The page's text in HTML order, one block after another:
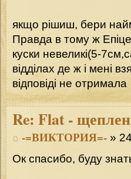
якщо рішиш, бери
Правда в тому ж
куски невеликі(5-
відділах де ж і мені
відповіді не отримала
Re: Flat -
-=ВИКТОРИЯ=- »
Ок спасибо, буду